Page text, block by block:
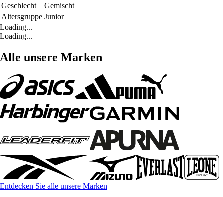
Geschlecht
Gemischt
Altersgruppe Junior
Loading...
Loading...
Alle unsere Marken
Entdecken Sie alle unsere Marken